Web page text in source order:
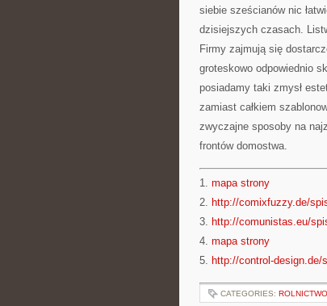
siebie sześcianów nic
dzisiejszych czasach.
Firmy zajmują się
groteskowo odpowiednio
posiadamy taki zmysł
zamiast całkiem
zwyczajne sposoby na
frontów domostwa.
1. mapa strony
2. http://comixfuzzy.de/
3. http://comunistas.eu/
4. mapa strony
5. http://control-design.de/
CATEGORIES: